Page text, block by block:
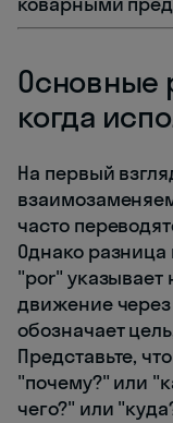
Основные
когда
На первый
часто
Однако
"por" указывает
движение через
обозначает
Представьте,
"почему?" или
чего?" или